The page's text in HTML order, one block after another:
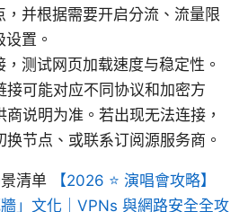
，并根据需要开启分流、流量限
置。
测试网页加载速度与稳定性。
接可能对应不同协议和加密方
说明为准。若出现无法连接，
换节点、或联系订阅源服务商。
清单
【2026 ⭐ 演唱會攻略】
」文化｜VPNs 與網路安全全攻